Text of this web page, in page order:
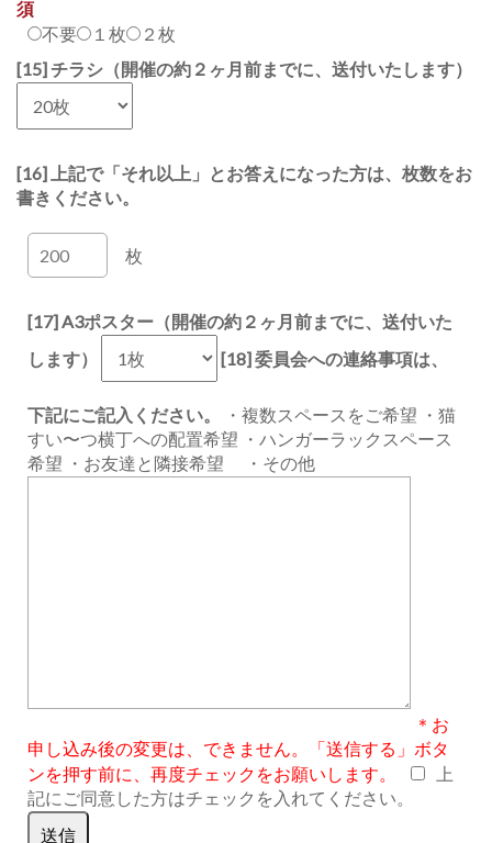
須
不要
１枚
２枚
[15] チラシ（開催の約２ヶ月前までに、送付いたします）
[16] 上記で「それ以上」とお答えになった方は、枚数をお
書きください。
枚
[17] A3ポスター（開催の約２ヶ月前までに、送付いた
します）
[18] 委員会への連絡事項は、
下記にご記入ください。
・複数スペースをご希望 ・猫
すい〜つ横丁への配置希望 ・ハンガーラックスペース
希望 ・お友達と隣接希望 ・その他
＊お
申し込み後の変更は、できません。「送信する」ボタ
ンを押す前に、再度チェックをお願いします。
上
記にご同意した方はチェックを入れてください。